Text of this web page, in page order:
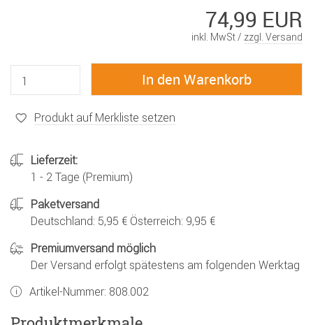
74,99 EUR
inkl. MwSt / zzgl. Versand
Produkt auf Merkliste setzen
Lieferzeit:
1 - 2 Tage (Premium)
Paketversand
Deutschland: 5,95 € Österreich: 9,95 €
Premiumversand möglich
Der Versand erfolgt spätestens am folgenden Werktag
Artikel-Nummer: 808.002